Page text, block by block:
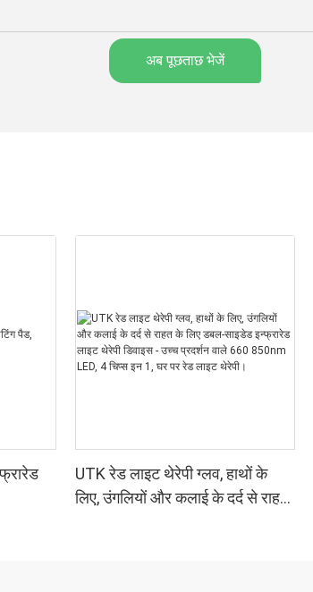
अब पूछताछ भेजें
UTK रेड लाइट थेरेपी ग्लव, हाथों के
लिए, उंगलियों और कलाई के दर्द से राहत